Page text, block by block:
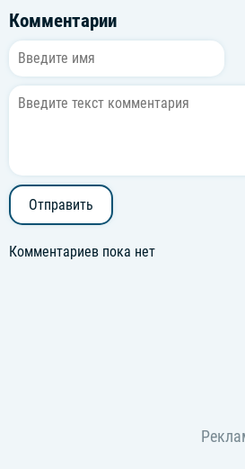
Комментарии
Отправить
Комментариев пока нет